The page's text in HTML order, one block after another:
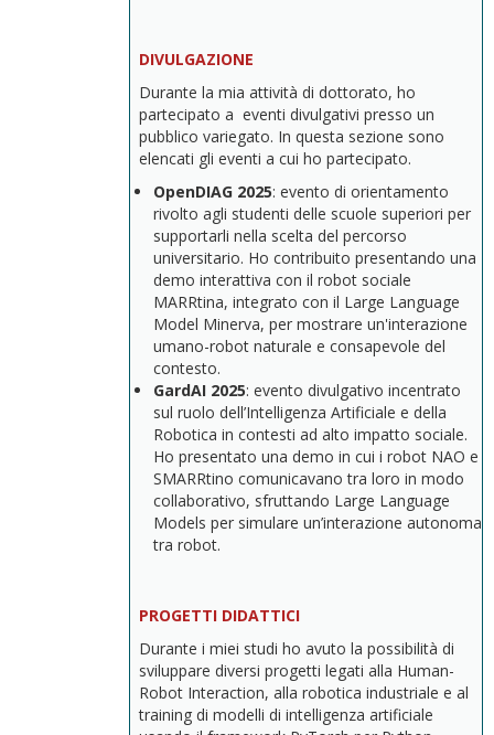
DIVULGAZIONE
Durante la mia attività di dottorato, ho
partecipato a eventi divulgativi presso un
pubblico variegato. In questa sezione sono
elencati gli eventi a cui ho partecipato.
OpenDIAG 2025: evento di orientamento
rivolto agli studenti delle scuole superiori per
supportarli nella scelta del percorso
universitario. Ho contribuito presentando una
demo interattiva con il robot sociale
MARRtina, integrato con il Large Language
Model Minerva, per mostrare un'interazione
umano-robot naturale e consapevole del
contesto.
GardAI 2025: evento divulgativo incentrato
sul ruolo dell’Intelligenza Artificiale e della
Robotica in contesti ad alto impatto sociale.
Ho presentato una demo in cui i robot NAO e
SMARRtino comunicavano tra loro in modo
collaborativo, sfruttando Large Language
Models per simulare un’interazione autonoma
tra robot.
PROGETTI DIDATTICI
Durante i miei studi ho avuto la possibilità di
sviluppare diversi progetti legati alla Human-
Robot Interaction, alla robotica industriale e al
training di modelli di intelligenza artificiale